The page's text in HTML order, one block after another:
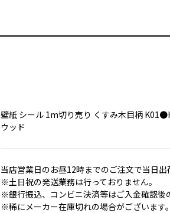
壁紙 シール 1m切り売り くすみ木目柄
ウッド
当店営業日のお昼12時までのご注文で当日出
※土日祝の発送業務は行っておりません。
※銀行振込、コンビニ決済等はご入金確認後
※稀にメーカー在庫切れの場合がございます